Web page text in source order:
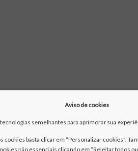
Aviso de cookies
semelhantes para aprimorar sua
cookies basta clicar em “Personalizar cookies”.
não essenciais clicando em “Rejeitar todos